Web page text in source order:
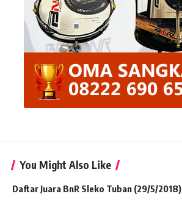
You Might Also Like
Daftar Juara BnR Sleko Tuban (29/5/2018)